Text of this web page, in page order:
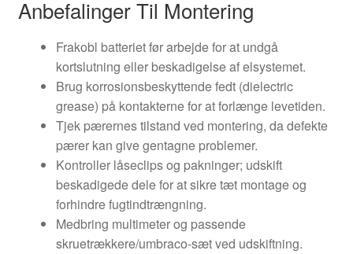
Anbefalinger Til Montering
Frakobl batteriet før arbejde for at undgå
kortslutning eller beskadigelse af elsystemet.
Brug korrosionsbeskyttende fedt (dielectric
grease) på kontakterne for at forlænge levetiden.
Tjek pærernes tilstand ved montering, da defekte
pærer kan give gentagne problemer.
Kontroller låseclips og pakninger; udskift
beskadigede dele for at sikre tæt montage og
forhindre fugtindtrængning.
Medbring multimeter og passende
skruetrækkere/umbraco-sæt ved udskiftning.